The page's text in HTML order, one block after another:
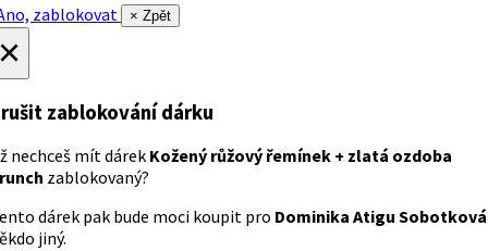
zablokovat
× Zpět
zablokování dárku
nechceš mít dárek Kožený růžový řemínek + zlatá ozdoba
zablokovaný?
dárek pak bude moci koupit pro Dominika Atigu Sobotková
jiný.